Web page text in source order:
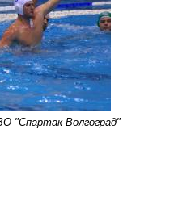
"Спартак-Волгоград"